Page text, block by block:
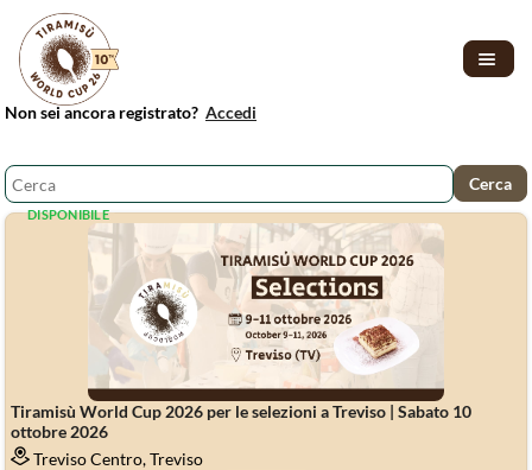
Non sei ancora registrato? Accedi
Tiramisù World Cup 2026 per le selezioni a Treviso | Sabato 10
ottobre 2026
Treviso Centro, Treviso
DISPONIBILE